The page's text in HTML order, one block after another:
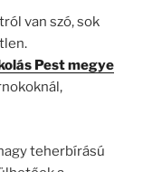
van szó, sok
Pest megye
teherbírású